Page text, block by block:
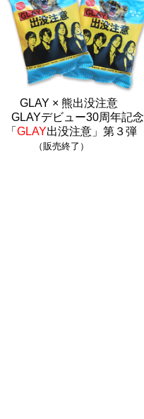
GLAY × 熊出没注意
GLAYデビュー30周年記念
「 GLAY出没注意」第３弾
（販売終了）